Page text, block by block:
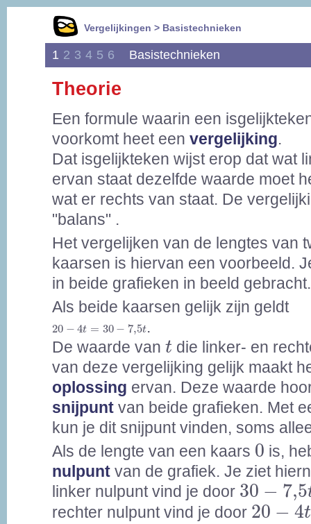
Vergelijkingen > Basistechnieken
1 2 3 4 5 6 Basistechnieken
Theorie
Een formule waarin een
voorkomt heet een vergelijking.
Dat isgelijkteken wijst erop dat wat
ervan staat dezelfde waarde moet
wat er rechts van staat. De
"balans" .
Het vergelijken van de lengtes van
kaarsen is hiervan een voorbeeld.
in beide grafieken in beeld gebracht.
Als beide kaarsen gelijk zijn geldt
20 − 4t = 30 − 7,5t
20 =30 7,5
.
De waarde van t
t die linker- en
van deze vergelijking gelijk maakt
oplossing ervan. Deze waarde
snijpunt van beide grafieken. Met
kun je dit snijpunt vinden, soms
Als de lengte van een kaars 0
0 is,
nulpunt van de grafiek. Je ziet
linker nulpunt vind je door 30 − 7,5
30-7,5t
rechter nulpunt vind je door 20 − 4t
20 4 t=